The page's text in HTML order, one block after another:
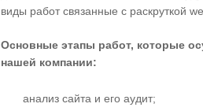
виды работ связанные с раскруткой
Основные этапы работ, которые
нашей компании:
анализ сайта и его аудит;